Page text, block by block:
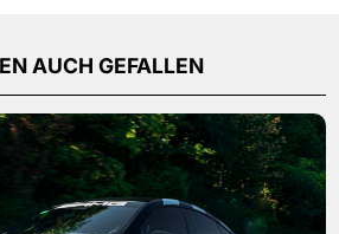
AUCH GEFALLEN